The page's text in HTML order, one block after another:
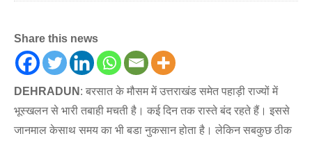
Share this news
DEHRADUN : बरसात के मौसम में उत्तराखंड समेत पहाड़ी राज्यों में
भूस्खलन से भारी तबाही मचती है। कई दिन तक रास्ते बंद रहते हैं। इससे
जानमाल केसाथ समय का भी बडा नुकसान होता है। लेकिन सबकुछ ठीक